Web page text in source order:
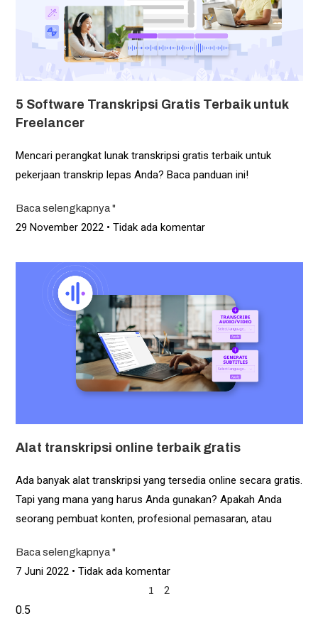
5 Software Transkripsi Gratis Terbaik untuk
Freelancer
Mencari perangkat lunak transkripsi gratis terbaik untuk
pekerjaan transkrip lepas Anda? Baca panduan ini!
Baca selengkapnya "
29 November 2022 Tidak ada komentar
Alat transkripsi online terbaik gratis
Ada banyak alat transkripsi yang tersedia online secara gratis.
Tapi yang mana yang harus Anda gunakan? Apakah Anda
seorang pembuat konten, profesional pemasaran, atau
Baca selengkapnya "
7 Juni 2022 Tidak ada komentar
1 2